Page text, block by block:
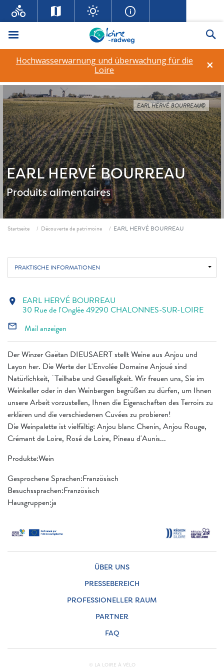
Menü
×
Hochwasserwarnung und überwachung für die
Loire
EARL HERVÉ BOURREAU
Produits alimentaires
EARL HERVÉ BOURREAU©
Fil d'ariane
Startseite Découverte de patrimoine EARL HERVÉ BOURREAU
PRAKTISCHE INFORMATIONEN
Der Winzer Gaëtan DIEUSAERT stellt Weine aus Anjou und
Layon her. Die Werte der L'Envolée Domaine Anjoué sind
Natürlichkeit, ¨Teilhabe und Geselligkeit. Wir freuen uns, Sie im
Weinkeller oder in den Weinbergen begrüßen zu dürfen, um Ihnen
unsere Arbeit vorzustellen, Ihnen die Eigenschaften des Terroirs zu
erklären und die verschiedenen Cuvées zu probieren!
Die Weinpalette ist vielfältig: Anjou blanc Chenin, Anjou Rouge,
Crémant de Loire, Rosé de Loire, Pineau d'Aunis...
Produkte:Wein
Gesprochene Sprachen:Französisch
Besuchssprachen:Französisch
Hausgruppen:ja
location_on EARL HERVÉ BOURREAU
30 Rue de l'Onglée 49290 CHALONNES-SUR-LOIRE
mail_outline Mail anzeigen
ÜBER UNS
PRESSEBEREICH
PROFESSIONELLER RAUM
PARTNER
FAQ
© LA LOIRE À VÉLO